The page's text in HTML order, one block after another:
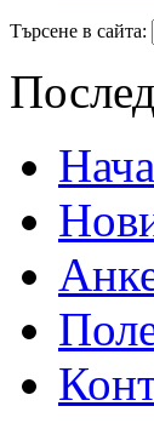
Търсене в сайта: